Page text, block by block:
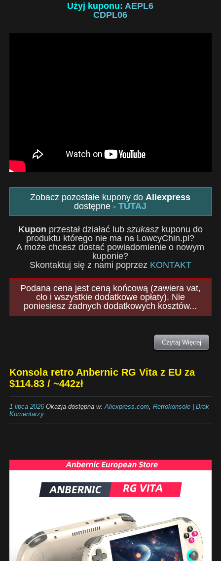
Użyj kuponu: AEPL6
CDPL06
Zobacz pozostałe kupony do Aliexpress
dostępne -TUTAJ
Kupon przestał działać lub szukaszkuponu do
produktu którego nie ma na LowcyChin.pl?
A może chcesz dostać powiadomienie o nowym
kuponie?
Skontaktuj się z nami poprzez KONTAKT
Podana cena jest ceną końcową (zawiera vat,
cło i wszystkie dodatkowe opłaty). Nie
poniesiesz żadnych dodatkowych kosztów...
Czytaj Więcej
Konsola retro Anbernic RG Vita z EU za
$114.83 / ~442zł
1 lipca 2026Okazja dostępna w: Aliexpress.com, Retrokonsole| Brak
Komentarzy